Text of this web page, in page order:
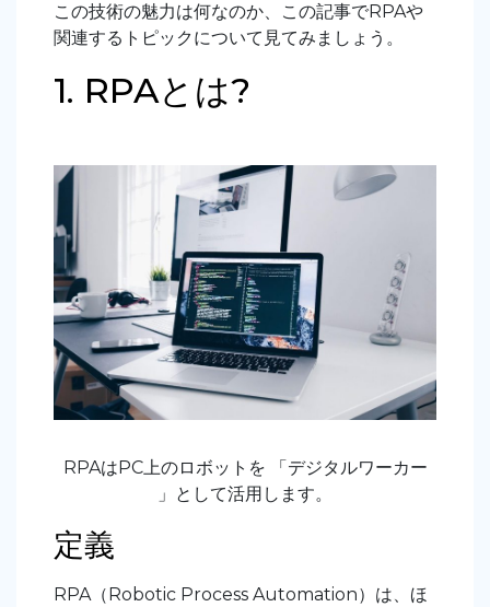
この技術の魅力は何なのか、この記事でRPAや
関連するトピックについて見てみましょう。
1. RPAとは?
RPAはPC上のロボットを 「デジタルワーカー
」として活用します。
定義
RPA（Robotic Process Automation）は、ほ